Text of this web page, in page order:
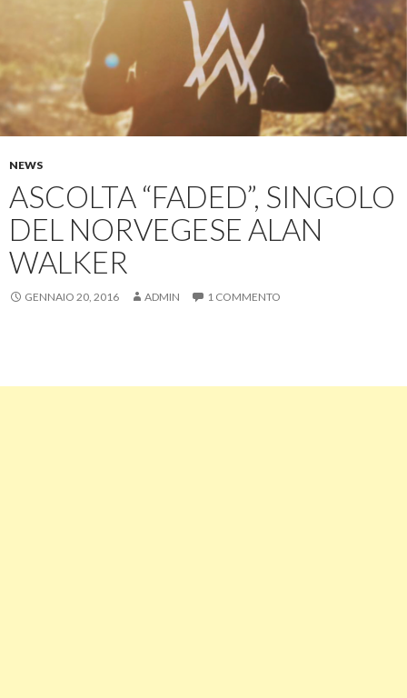
NEWS
ASCOLTA “FADED”, SINGOLO
DEL NORVEGESE ALAN
WALKER
GENNAIO 20, 2016 ADMIN 1 COMMENTO